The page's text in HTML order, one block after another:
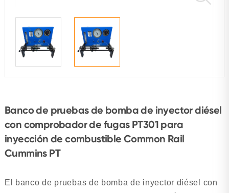
Banco de pruebas de bomba de inyector diésel
con comprobador de fugas PT301 para
inyección de combustible Common Rail
Cummins PT
El banco de pruebas de bomba de inyector diésel con